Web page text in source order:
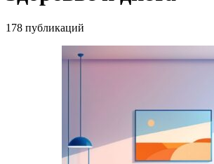
178 публикаций